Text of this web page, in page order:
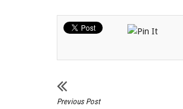
Previous Post